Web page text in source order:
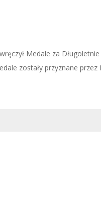
Medale za Długoletnie
zostały przyznane przez